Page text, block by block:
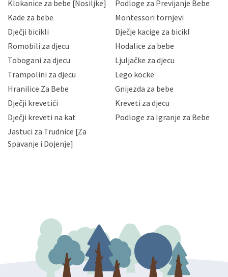
Hrvatske, a uvijek uz primjenu odgovarajućih tehničkih i
sigurnosnih mjera zaštite osobnih podataka od
neovlaštenog pristupa, zlouporabe, otkrivanja,
gubitka ili uništenja. Mae.hr štiti privatnost svojih
korisnika i posjetitelja web stranica, čuva povjerljivost
Vaših osobnih podataka te omogućava pristup i
priopćavanje osobnih podataka samo onim svojim
zaposlenicima kojima su isti potrebni radi provedbe
slučajevima koji su dozvoljeni zakonima. Napominjemo
da možete u svako doba, u potpunosti ili djelomice,
zatražiti prestanak aktivnosti obrade Vaših osobnih
podataka. Opoziv privole možete podnijeti poštom na
gore navedenu adresu ili e-mailom na adresu:
Klokanice za bebe [Nosiljke]
Podloge za Previjanje Bebe
Kade za bebe
Montessori tornjevi
Dječji bicikli
Dječje kacige za bicikl
Romobili za djecu
Hodalice za bebe
Tobogani za djecu
Ljuljačke za djecu
Trampolini za djecu
Lego kocke
Hranilice Za Bebe
Gnijezda za bebe
Dječji krevetići
Kreveti za djecu
Dječji kreveti na kat
Podloge za Igranje za Bebe
Jastuci za Trudnice [Za
Spavanje i Dojenje]